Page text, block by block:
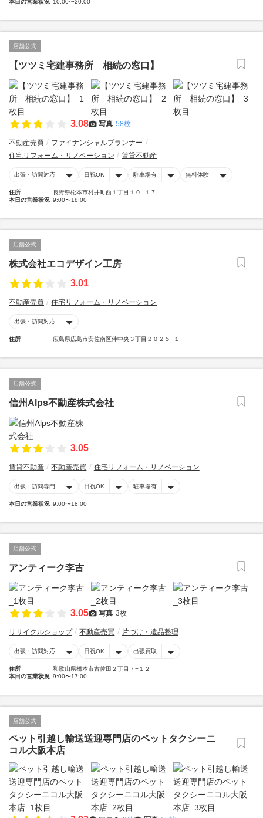
本日の営業状況 10:00〜20:00
店舗公式
【ツツミ宅建事務所 相続の窓口】
3.08 写真 58枚
不動産売買
ファイナンシャルプランナー
住宅リフォーム・リノベーション
賃貸不動産
出張・訪問対応 日祝OK 駐車場有 無料体験
住所
長野県松本市村井町西１丁目１０−１７
本日の営業状況 9:00〜18:00
店舗公式
株式会社エコデザイン工房
3.01
不動産売買 住宅リフォーム・リノベーション
出張・訪問対応
住所 広島県広島市安佐南区伴中央３丁目２０２５−１
店舗公式
信州Alps不動産株式会社
3.05
賃貸不動産 不動産売買 住宅リフォーム・リノベーション
出張・訪問専門 日祝OK 駐車場有
本日の営業状況 9:00〜18:00
店舗公式
アンティーク李古
3.05 写真 3枚
リサイクルショップ 不動産売買 片づけ・遺品整理
出張・訪問対応 日祝OK 出張買取
住所
和歌山県橋本市古佐田２丁目７−１２
本日の営業状況 9:00〜17:00
店舗公式
ペット引越し輸送送迎専門店のペットタクシーニ
コル大阪本店